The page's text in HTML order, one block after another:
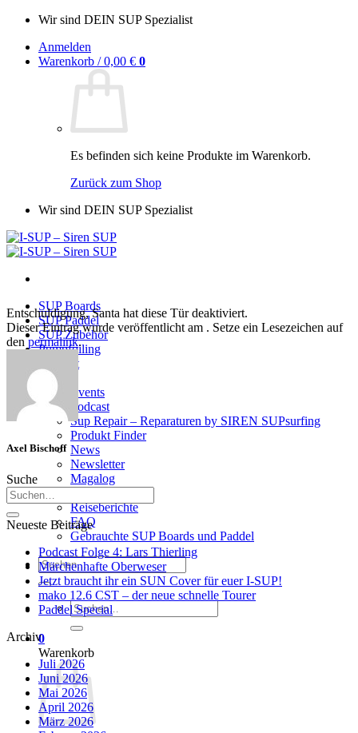
Zum
springen
Wir sind DEIN SUP Spezialist
Anmelden
Warenkorb /0,00 € 0
Es befinden sich keine Produkte im Warenkorb.
Zurück zum Shop
Wir sind DEIN SUP Spezialist
SUP Boards
SUP Paddel
SUP Zubehör
Pumpfoiling
Kontakt
Infos
Events
Podcast
Sup Repair – Reparaturen by SIREN SUPsurfing
Produkt Finder
News
Newsletter
Magalog
Reiseberichte
FAQ
Gebrauchte SUP Boards und Paddel
Suchen
nach:
Suchen
nach:
0
Warenkorb
Entschuldigung, Santa hat diese Tür deaktiviert.
Dieser Eintrag wurde veröffentlicht am . Setze ein Lesezeichen auf
denpermalink.
Axel Bischoff
Suche
Neueste Beiträge
Podcast Folge 4: Lars Thierling
Märchenhafte Oberweser
Jetzt braucht ihr ein SUN Cover für euer I-SUP!
mako 12.6 CST – der neue schnelle Tourer
Paddel Special
Archiv
Juli 2026
Juni 2026
Mai 2026
April 2026
März 2026